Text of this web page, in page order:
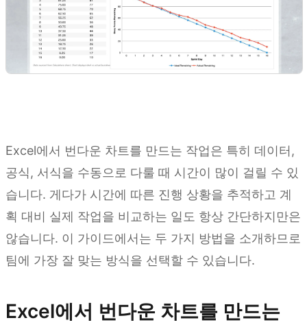
Excel에서 번다운 차트를 만드는 작업은 특히 데이터,
공식, 서식을 수동으로 다룰 때 시간이 많이 걸릴 수 있
습니다. 게다가 시간에 따른 진행 상황을 추적하고 계
획 대비 실제 작업을 비교하는 일도 항상 간단하지만은
않습니다. 이 가이드에서는 두 가지 방법을 소개하므로
팀에 가장 잘 맞는 방식을 선택할 수 있습니다.
Excel에서 번다운 차트를 만드는